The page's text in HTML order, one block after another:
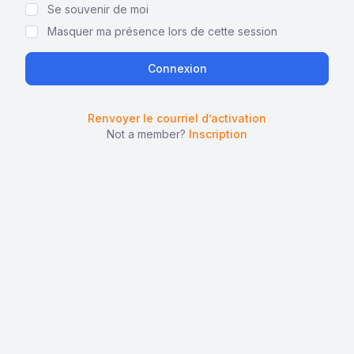
Se souvenir de moi
Masquer ma présence lors de cette session
Renvoyer le courriel d’activation
Not a member? Inscription